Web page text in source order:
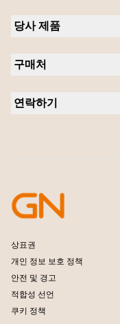
채용
새 소식 및 보도자료
블로그 읽기
사례 연구
당사 제품
스피커폰
개인용 카메라
소프트웨어
구매처
연락하기
개발자 프로그램
파트너 프로그램
엔터프라이즈 제품 단종
상표권
개인 정보 보호 정책
안전 및 경고
적합성 선언
쿠키 정책